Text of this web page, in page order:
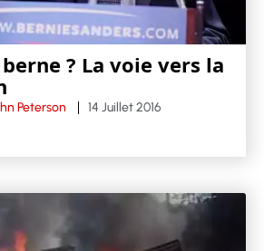
? La voie vers la
Peterson 14 Juillet 2016